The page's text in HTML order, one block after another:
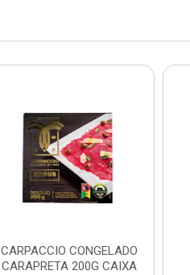
CARPACCIO CONGELADO
CARAPRETA 200G CAIXA